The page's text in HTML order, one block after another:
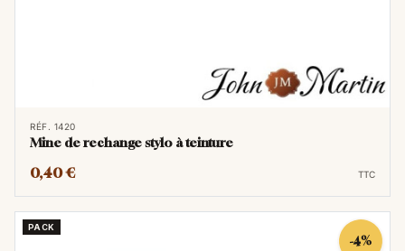
RÉF. 1420
Mine de rechange stylo à teinture
0,40 € TTC
PACK
-4%